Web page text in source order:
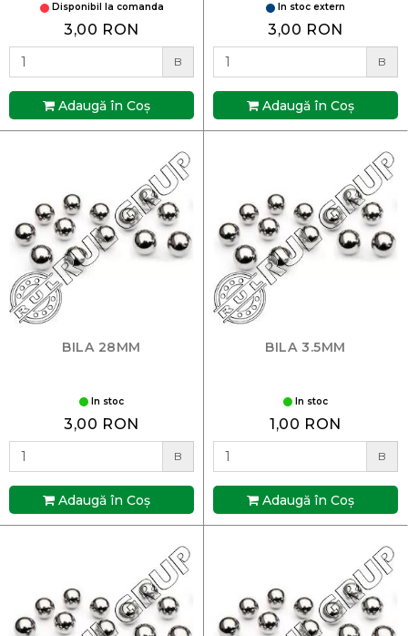
Disponibil la comanda
3,00 RON
B
Adaugă în Coş
In stoc extern
3,00 RON
B
Adaugă în Coş
BILA 28MM
In stoc
3,00 RON
B
Adaugă în Coş
BILA 3.5MM
In stoc
1,00 RON
B
Adaugă în Coş